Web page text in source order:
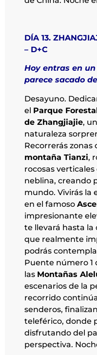
DÍA 13.
– D+C
Hoy entras en
parece sacado
Desayuno.
el Parque
de Zhangjiajie,
naturaleza
Recorrerás zonas
montaña Tianzi,
rocosas
neblina, creando
mundo. Vivirás la
en el famoso
impresionante
te llevará hasta la
que realmente
podrás
Puente número 1
las Montañas
escenarios de la
recorrido
senderos,
teleférico, donde
disfrutando del
perspectiva.